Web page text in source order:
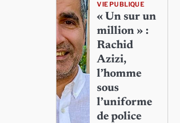
VIE PUBLIQUE
« Un sur un
million » :
Rachid
Azizi,
l’homme
sous
l’uniforme
de police